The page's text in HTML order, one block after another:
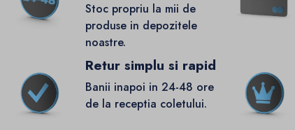
Stoc propriu la mii de
produse in depozitele
noastre.
Retur simplu si rapid
Banii inapoi in 24-48 ore
de la receptia coletului.